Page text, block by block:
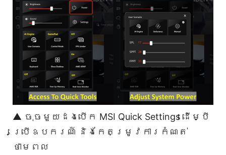
▲ ចុចមួយដងបើក MSI Quick Settings ដើម្បី
ប្រើឧបករណ៍ និងកែតម្រូវការកំណត់
ថាមពល